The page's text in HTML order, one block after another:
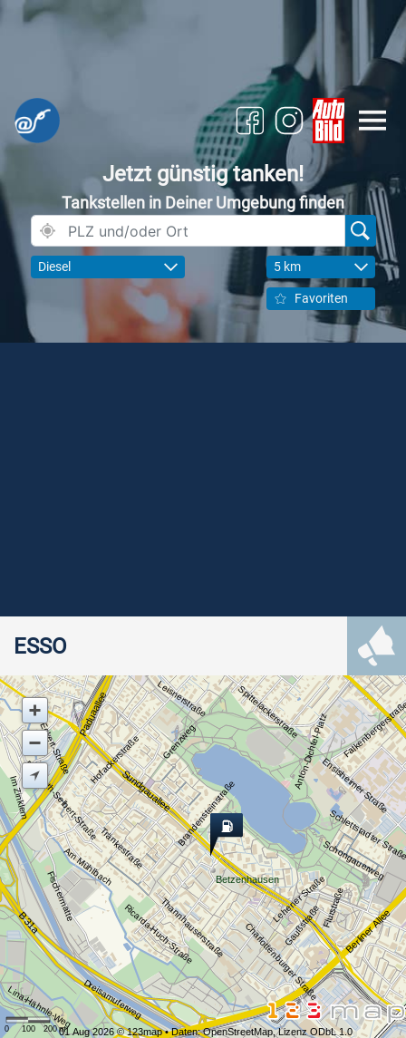
Jetzt günstig tanken!
Tankstellen in Deiner Umgebung finden
Diesel 5 km
Favoriten
ESSO
Betzenhausen
B 31a
Paduaallee
Berliner Allee
Sundgauallee
Lehener Straße
Fischermatte
Spittelackerstraße
Leisnerstraße
Hofackerstraße
Schlettstadter
Flurstraße
Gaußstraße
Brandensteinstraße
Ricarda-Huch-Straße
Thannhauserstraße
Tränkestraße
Charlottenburger Straße
Ensisheimer Straße
Alois-Eckert-Straße
Am Mühlbach
Im Zinklern
Schongauerweg
Elisabeth-Selbert-Straße
Dreisamuferweg
Anton-Dichtel-Platz
Grenzweg
Lina-Hähnle-Weg
0 100 200 m
01 Aug 2026 ©123map• Daten:OpenStreetMap,Lizenz ODbL 1.0